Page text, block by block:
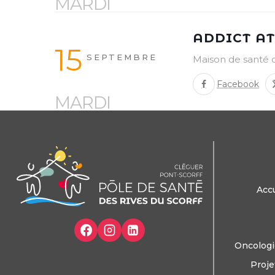
15 SEPTEMBRE
MARDI
ADDICT
Maison de santé
Facebook